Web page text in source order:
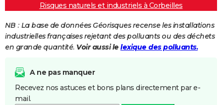
Se connecter
Entreprises
Service militaire
Avis de recherche
AVIS DE DÉCÈS
Bricolage
Lifestyle
Culture
Sport
Auto
Television
Voyage
Cinema
Risques naturels et industriels à Corbeilles
NB : La base de données Géorisques recense les installations
industrielles françaises rejetant des polluants ou des déchets
en grande quantité. Voir aussi le lexique des polluants.
A ne pas manquer
Recevez nos astuces et bons plans directement par e-
mail.